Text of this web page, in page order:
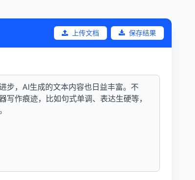
上传文档 保存结果
步，AI生成的文本内容也日益丰富。不
作痕迹，比如句式单调、表达生硬等，